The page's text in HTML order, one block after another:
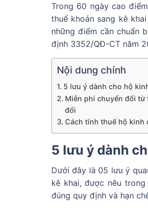
Trong 60 ngày cao
thuế khoán sang kê
những điểm cần chuẩn
định 3352/QĐ-CT năm
Nội dung chính
5 lưu ý dành cho hộ
Miễn phí chuyển đổi từ
đổi
Cách tính thuế hộ kinh
5 lưu ý dành
Dưới đây là 05 lưu ý
kê khai, được nêu
đúng quy định và hạn